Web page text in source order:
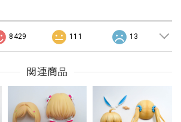
8429 111 13
関連商品